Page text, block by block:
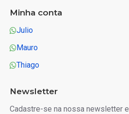
Minha conta
Julio
Mauro
Thiago
Newsletter
Cadastre-se na nossa newsletter